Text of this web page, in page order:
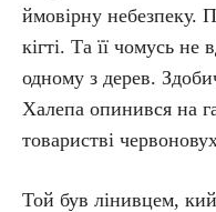
ймовірну небезпеку.
кігті. Та її чомусь не
одному з дерев.
Халепа опинився на
товаристві
Той був лінивцем,